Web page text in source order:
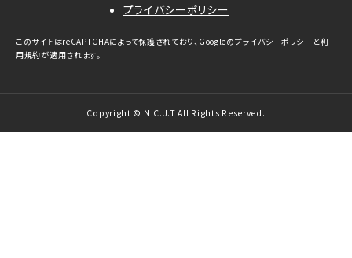
プライバシーポリシー
Copyright © N.C.J.T All Rights Reserved.
このサイトはreCAPTCHAによって保護されており、Googleのプライバシーポリシー と利
用規約が適用されます。